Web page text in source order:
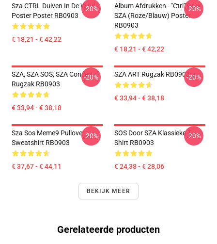
Sza CTRL Duiven In De Wind
Poster Poster RB0903
€ 18,21 - € 42,22
-20%
Album Afdrukken - "Ctrl" Door
SZA (Roze/blauw) Poster
RB0903
€ 18,21 - € 42,22
-20%
SZA, SZA SOS, SZA Concert
Rugzak RB0903
€ 33,94 - € 38,18
-20% SZA ART Rugzak RB0903
€ 33,94 - € 38,18
-20%
Sza Sos Meme9 Pullover
Sweatshirt RB0903
€ 37,67 - € 44,11
-20%
SOS Door SZA Klassieke T-
Shirt RB0903
€ 24,38 - € 28,06
-20%
BEKIJK MEER
Gerelateerde producten